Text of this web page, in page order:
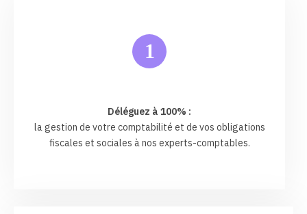
1
Déléguez à 100% :
la gestion de votre comptabilité et de vos obligations
fiscales et sociales à nos experts-comptables.